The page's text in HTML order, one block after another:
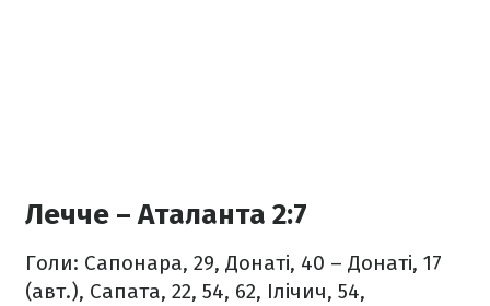
Лечче – Аталанта 2:7
Голи: Сапонара, 29, Донаті, 40 – Донаті, 17
(авт.), Сапата, 22, 54, 62, Ілічич, 54,